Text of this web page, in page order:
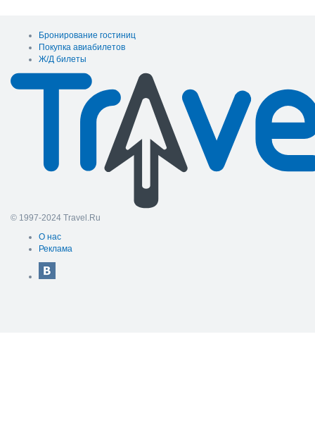
Бронирование гостиниц
Покупка авиабилетов
Ж/Д билеты
© 1997-2024 Travel.Ru
О нас
Реклама